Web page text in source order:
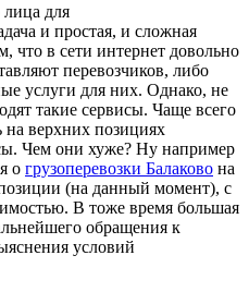
для
и простая, и сложная
что в сети интернет довольно
перевозчиков, либо
услуги для них. Однако, не
такие сервисы. Чаще всего
верхних позициях
Чем они хуже? Ну например
о грузоперевозки Балаково на
(на данный момент), с
В тоже время большая
обращения к
условий